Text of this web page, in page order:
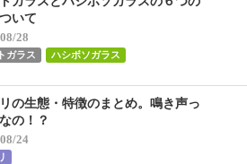
いて
28
ガラス ハシボソガラス
の生態・特徴のまとめ。鳴き声っ
の！？
24